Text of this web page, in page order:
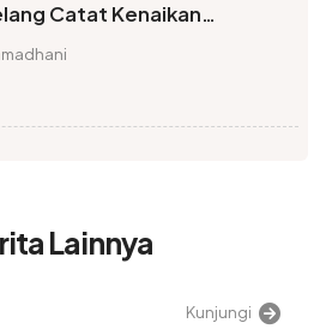
Catat Kenaikan
dan Wisata
Lainnya
Kunjungi